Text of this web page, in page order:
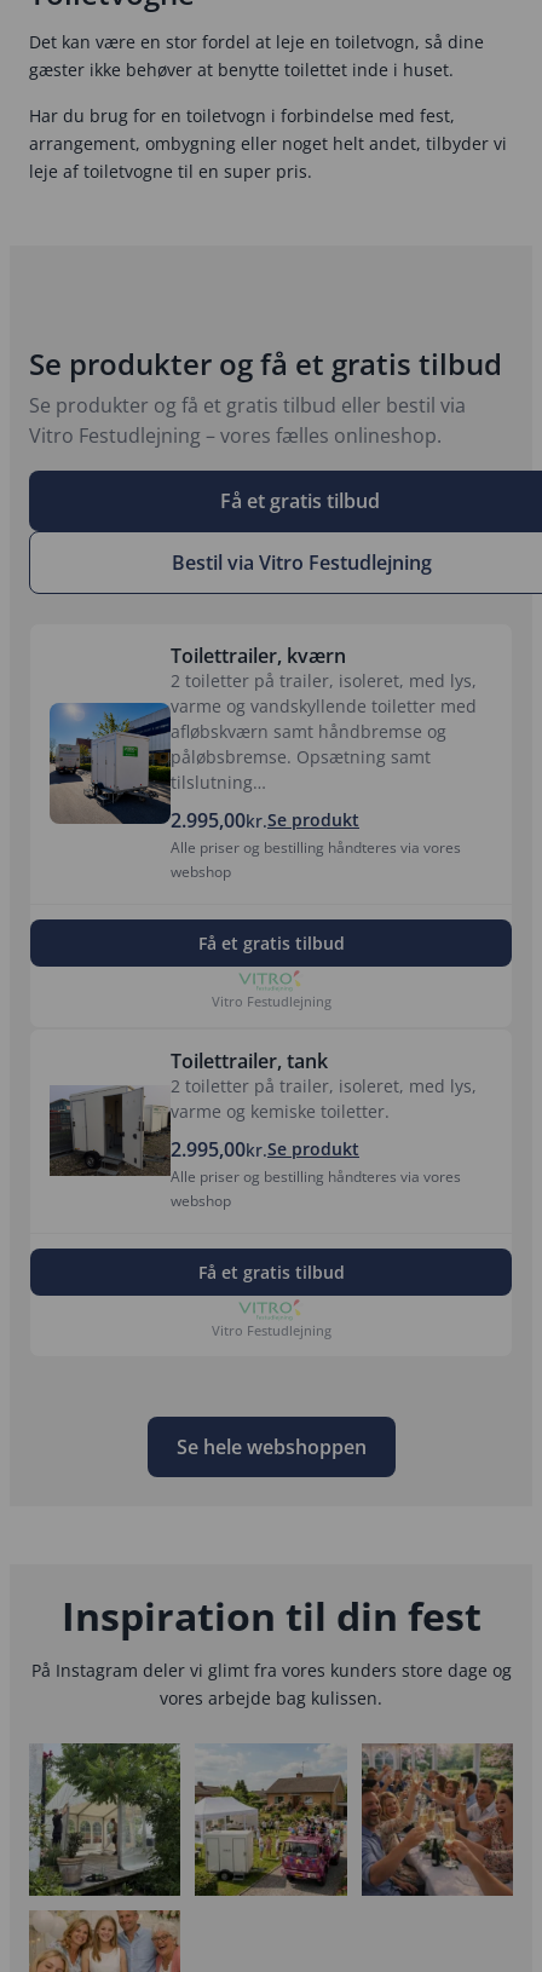
Det kan være en stor fordel at leje en toiletvogn, så dine
gæster ikke behøver at benytte toilettet inde i huset.
Har du brug for en toiletvogn i forbindelse med fest,
arrangement, ombygning eller noget helt andet, tilbyder vi
leje af toiletvogne til en super pris.
Se produkter og få et gratis tilbud
Se produkter og få et gratis tilbud eller bestil via
Vitro Festudlejning – vores fælles onlineshop.
Få et gratis tilbud
Bestil via Vitro Festudlejning
Toilettrailer, kværn
2 toiletter på trailer, isoleret, med lys,
varme og vandskyllende toiletter med
afløbskværn samt håndbremse og
påløbsbremse. Opsætning samt
tilslutning…
2.995,00kr.Se produkt
Alle priser og bestilling håndteres via vores
webshop
Få et gratis tilbud
Vitro Festudlejning
Toilettrailer, tank
2 toiletter på trailer, isoleret, med lys,
varme og kemiske toiletter.
2.995,00kr.Se produkt
Alle priser og bestilling håndteres via vores
webshop
Få et gratis tilbud
Vitro Festudlejning
Se hele webshoppen
Inspiration til din fest
På Instagram deler vi glimt fra vores kunders store dage og
vores arbejde bag kulissen.
Mangler du lidt ekstra
plads til festen
derhjemme?...
Når studenten skal
fejres – men huset
skal...
🌸 FORÅRET ER HER
OG FESTSÆSONEN ER
I GANG 🌸
🎉 Konfirmation: Klar
til årets største ...